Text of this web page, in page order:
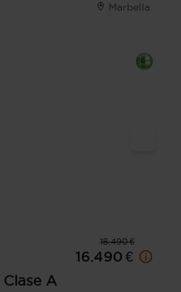
Marbella
18.490 €
16.490 €
Clase A